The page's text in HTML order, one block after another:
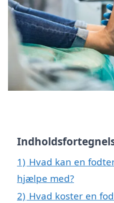
1) Hvad kan en
hjælpe med?
2) Hvad koster en